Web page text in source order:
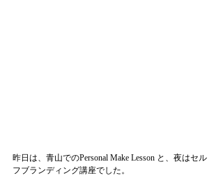
昨日は、青山でのPersonal Make Lesson と、夜はセル
フブランディング講座でした。